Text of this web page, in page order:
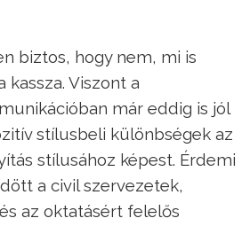
biztos, hogy nem, mi is
kassza. Viszont a
már eddig is jól
stílusbeli különbségek az
stílusához képest. Érdemi
a civil szervezetek,
az oktatásért felelős